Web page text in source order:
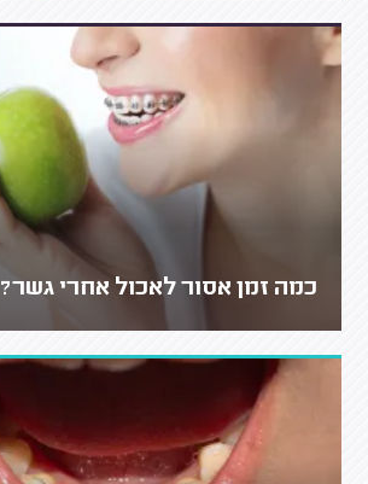
כמה זמן אסור לאכול אחרי גשר?